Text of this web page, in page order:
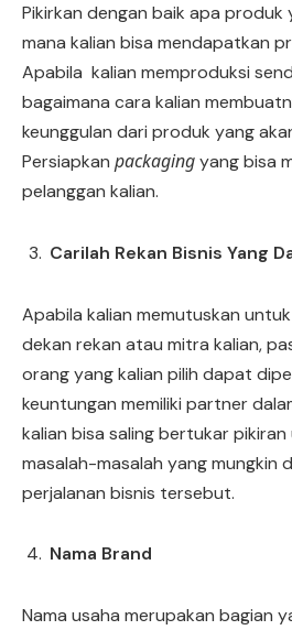
Pikirkan dengan baik apa produk
mana kalian bisa mendapatkan
Apabila kalian memproduksi
bagaimana cara kalian
keunggulan dari produk yang
Persiapkan packagingyang bisa
pelanggan kalian.
Carilah Rekan Bisnis Yang
Apabila kalian memutuskan
dekan rekan atau mitra kalian,
orang yang kalian pilih dapat
keuntungan memiliki partner
kalian bisa saling bertukar
masalah-masalah yang mungkin
perjalanan bisnis tersebut.
Nama Brand
Nama usaha merupakan bagian